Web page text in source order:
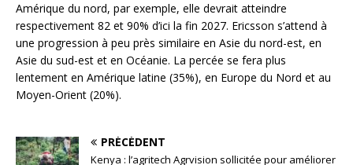
Amérique du nord, par exemple, elle devrait atteindre
respectivement 82 et 90% d’ici la fin 2027. Ericsson s’attend à
une progression à peu près similaire en Asie du nord-est, en
Asie du sud-est et en Océanie. La percée se fera plus
lentement en Amérique latine (35%), en Europe du Nord et au
Moyen-Orient (20%).
PRÉCÉDENT
Kenya : l’agritech Agrvision sollicitée pour améliorer